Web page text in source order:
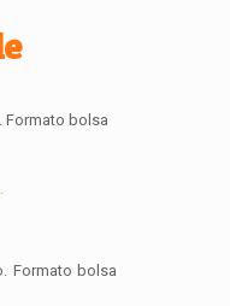
Formato bolsa
Formato bolsa